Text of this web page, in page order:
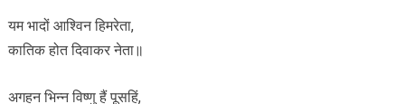
यम भादों आश्विन हिमरेता,
कातिक होत दिवाकर नेता॥
अगहन भिन्न विष्णु हैं पूसहिं,